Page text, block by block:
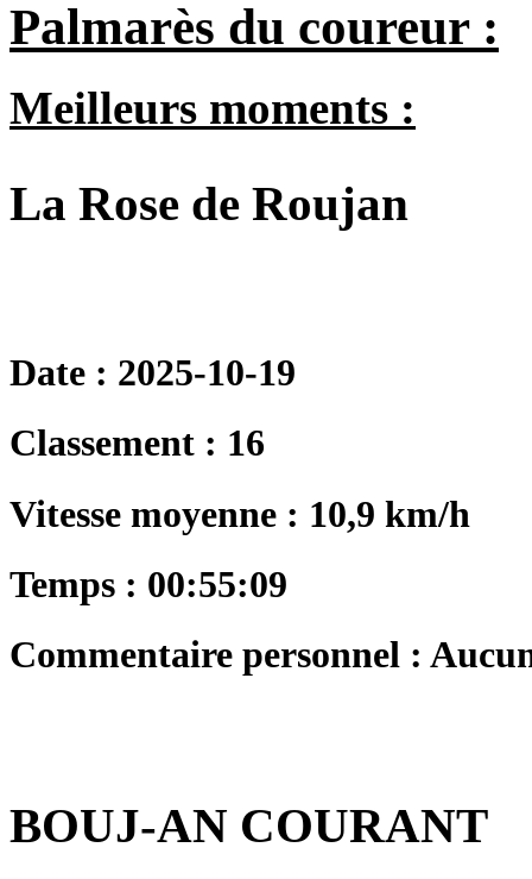
Palmarès du coureur :
Meilleurs moments :
La Rose de Roujan
Date : 2025-10-19
Classement : 16
Vitesse moyenne : 10,9 km/h
Temps : 00:55:09
Commentaire personnel :
BOUJ-AN COURANT